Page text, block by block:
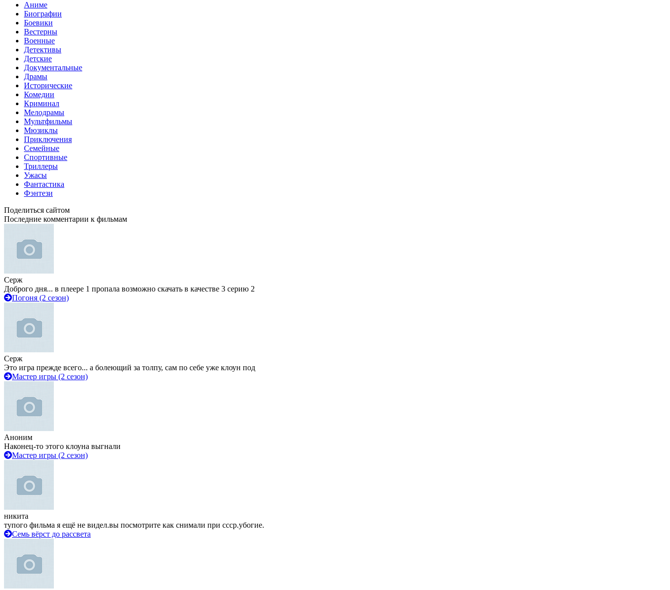
Аниме
Биографии
Боевики
Вестерны
Военные
Детективы
Детские
Документальные
Драмы
Исторические
Комедии
Криминал
Мелодрамы
Мультфильмы
Мюзиклы
Приключения
Семейные
Спортивные
Триллеры
Ужасы
Фантастика
Фэнтези
Поделиться сайтом
Последние комментарии к фильмам
Серж
Доброго дня... в плеере 1 пропала возможно скачать в качестве 3 серию 2
Погоня (2 сезон)
Серж
Это игра прежде всего... а болеющий за толпу, сам по себе уже клоун под
Мастер игры (2 сезон)
Аноним
Наконец-то этого клоуна выгнали
Мастер игры (2 сезон)
никита
тупого фильма я ещё не видел.вы посмотрите как снимали при ссср.убогие.
Семь вёрст до рассвета